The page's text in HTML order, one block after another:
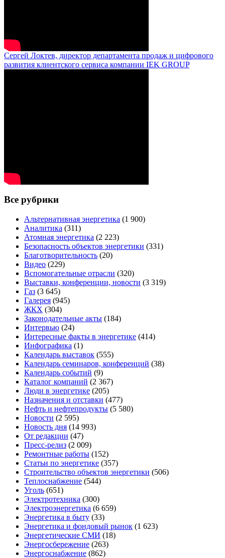
Сергей Локтев, директор департамента продаж и цифрового
развития клиентского сервиса компании IEK GROUP
Все рубрики
Альтернативная энергетика (1 900)
Аналитика (311)
Атомная энергетика (2 223)
Безопасность объектов энергетики (331)
Благотворительность (20)
Видео (229)
Вспомогательные отрасли (320)
Выставки, конференции, новости (3 319)
Газ (3 645)
Галерея (945)
ЖКХ (304)
Законодательные акты (184)
Интервью (24)
Интересные факты в энергетике (414)
Инфографика (1)
Календарь выставок (555)
Календарь семинаров, конференций (38)
Календарь событий (9)
Каталог компаний (2 367)
Люди в энергетике (205)
Назначения и отставки (477)
Нефть и нефтепродукты (5 580)
Новости (2 595)
Новость дня (14 993)
От редакции (47)
Пресс-релиз (2 009)
Ремонтные работы (152)
Статьи по энергетике (357)
Строительство объектов энергетики (506)
Теплоснабжение (544)
Уголь (651)
Электротехника (300)
Электроэнергетика (6 659)
Энергетика в быту (33)
Энергетика и фондовый рынок (1 623)
Энергетические СМИ (18)
Энергосбережение (263)
Энергоснабжение (862)